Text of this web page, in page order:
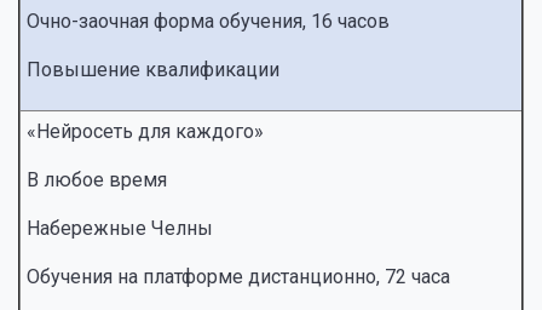
Очно-заочная форма обучения, 16 часов
Повышение квалификации
«Нейросеть для каждого»
В любое время
Набережные Челны
Обучения на платформе дистанционно, 72 часа